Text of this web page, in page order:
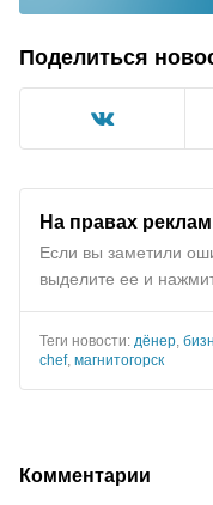
Поделиться
На правах
Если вы заметили
выделите ее и
Теги новости: дёнер,
chef, магнитогорск
Комментарии